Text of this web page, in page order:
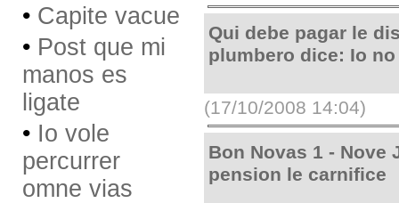
• Capite vacue
• Post que mi
manos es
ligate
• Io vole
percurrer
omne vias
Qui debe pagar le
plumbero dice: Io no
(17/10/2008 14:04)
Bon Novas 1 - Nove
pension le carnifice